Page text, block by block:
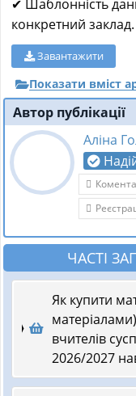
✔ Шаблонність
конкретний заклад.
Завантажити
Показати вміст
Автор публікації
Аліна
ЧАСТІ
Як купити
вчителів
2026/2027